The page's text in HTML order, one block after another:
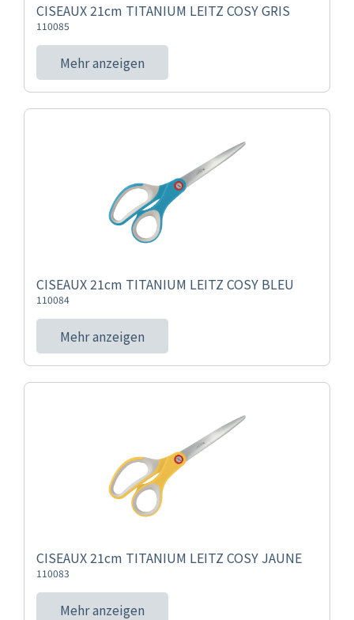
CISEAUX 21cm TITANIUM LEITZ COSY GRIS
110085
Mehr anzeigen
CISEAUX 21cm TITANIUM LEITZ COSY BLEU
110084
Mehr anzeigen
CISEAUX 21cm TITANIUM LEITZ COSY JAUNE
110083
Mehr anzeigen